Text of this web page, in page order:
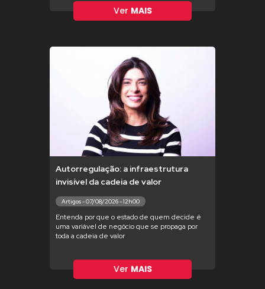
Ver MAIS
Autorregulação: a infraestrutura
invisível da cadeia de valor
Artigos - 07/08/2026 - 12h00
Entenda por que o estado de quem decide é
uma variável de negócio que se propaga por
toda a cadeia de valor
Ver MAIS